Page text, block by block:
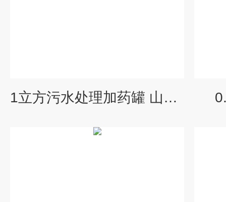
1立方污水处理加药罐 山东立式PE加药桶